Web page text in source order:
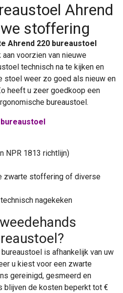
Ahrend
stoffering
Ahrend 220 bureaustoel
voorzien van nieuwe
technisch na te kijken en
weer zo goed als nieuw en
heeft u zeer goedkoop een
bureaustoel.
NPR 1813 richtlijn)
zwarte stoffering of diverse
nagekeken
is afhankelijk van uw
u kiest voor een zwarte
gereinigd, gesmeerd en
blijven de kosten beperkt tot €